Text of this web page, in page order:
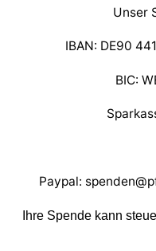
Unser
IBAN: DE90
BIC:
Paypal:
Ihre Spende kann